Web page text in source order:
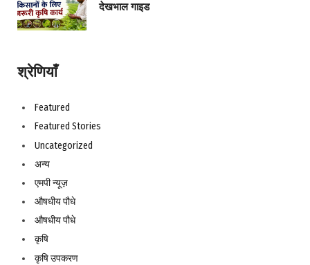
देखभाल गाइड
श्रेणियाँ
Featured
Featured Stories
Uncategorized
अन्य
एमपी न्यूज़
औषधीय पौधे
औषधीय पौधे
कृषि
कृषि उपकरण